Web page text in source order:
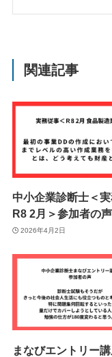
関連記事
中小企業診断士＜
R8 2月＞参加者の声
2026年4月2日
まなびエントリー